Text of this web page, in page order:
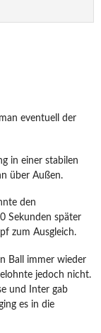
eventuell der
in einer stabilen
über Außen.
den
Sekunden später
zum Ausgleich.
Ball immer wieder
jedoch nicht.
und Inter gab
es in die